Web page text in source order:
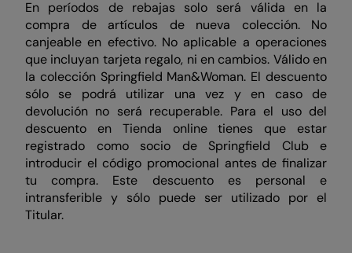
En períodos de rebajas solo será válida en la
compra de artículos de nueva colección. No
canjeable en efectivo. No aplicable a operaciones
que incluyan tarjeta regalo, ni en cambios. Válido en
la colección Springfield Man&Woman. El descuento
sólo se podrá utilizar una vez y en caso de
devolución no será recuperable. Para el uso del
descuento en Tienda online tienes que estar
registrado como socio de Springfield Club e
introducir el código promocional antes de finalizar
tu compra. Este descuento es personal e
intransferible y sólo puede ser utilizado por el
Titular.